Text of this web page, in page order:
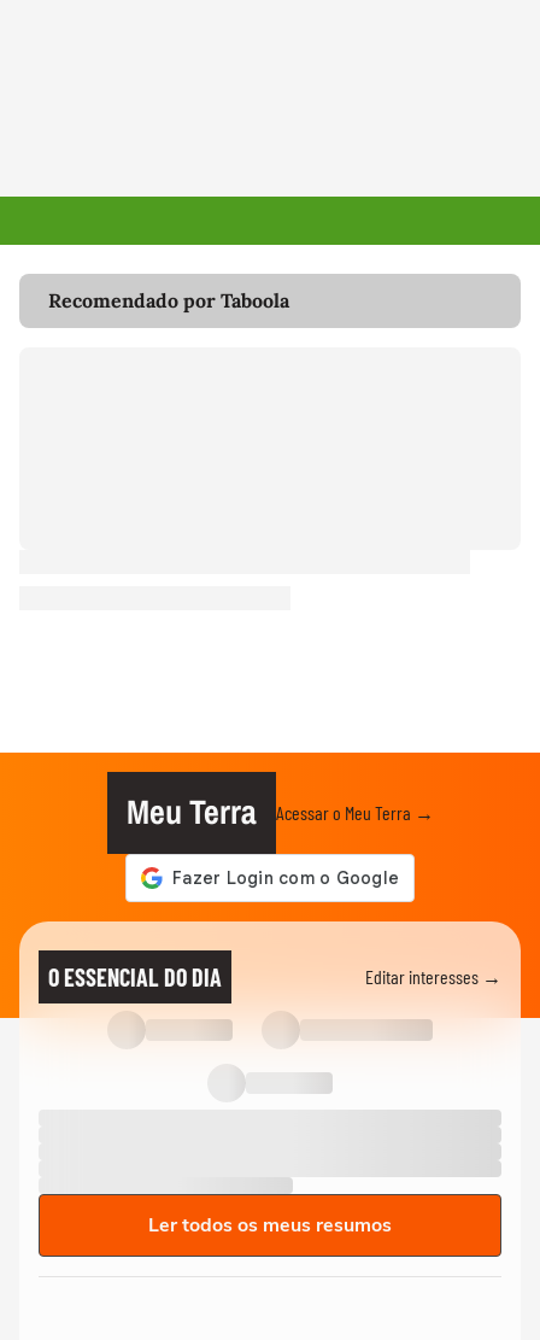
Recomendado por Taboola
Meu Terra Acessar o Meu Terra →
O ESSENCIAL DO DIA Editar interesses →
Ler todos os meus resumos